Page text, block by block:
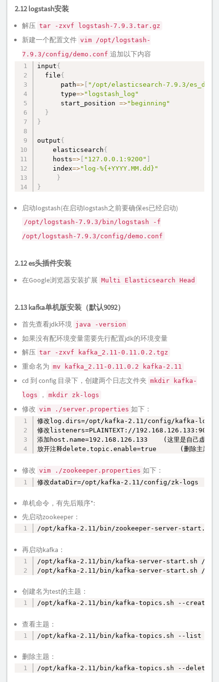
2.12 logstash安装
解压 tar -zxvf logstash-7.9.3.tar.gz
新建一个配置文件 vim /opt/logstash-
7.9.3/config/demo.conf 追加以下内容
input{
  file
{
      path
=>[ "/opt/elasticsearch-7.9.3/
      type
=>"logstash_log"
      start_position
=>"beginning"
}
}
output{
    elasticsearch
{
    hosts
=>[ "127.0.0.1:9200" ]
    index
=>"log-%{+YYYY.MM.dd}"
}
}
启动logstash(在启动logstash之前要确保es已经启动)
/opt/logstash-7.9.3/bin/logstash -f
/opt/logstash-7.9.3/config/demo.conf
2.12 es头插件安装
在Google浏览器安装扩展 Multi Elasticsearch Head
2.13 kafka单机版安装（默认9092）
首先查看jdk环境 java -version
如果没有配环境变量需要先行配置jdk的环境变量
解压 tar -zxvf kafka_2.11-0.11.0.2.tgz
重命名为 mv kafka_2.11-0.11.0.2 kafka-2.11
cd 到 config 目录下，创建两个日志文件夹 mkdir kafka-
logs
， mkdir zk-logs
修改 vim ./server.properties 如下：
修改log.dirs=/opt/kafka-2.11/config/kafka-logs
修改listeners=PLAINTEXT://
添加host.name=192.168.126.133    (这里是自己虚拟
放开注释delete.topic.enable=true      (删除主题，默
修改 vim ./zookeeper.properties 如下：
修改dataDir=/opt/kafka-2.11/config/zk-logs
复制
单机命令，有先后顺序*:
先启动zookeeper：
/opt/kafka-2.11/bin/zookeeper-server-
再启动kafka：
/opt/kafka-2.11/bin/kafka-server-start.sh /
/opt/kafka-2.11/bin/kafka-server-start.sh /
复制
创建名为test的主题：
/opt/kafka-2.11/bin/kafka-topics.sh --create
查看主题：
/opt/kafka-2.11/bin/kafka-topics.sh --list --
复制
删除主题：
/opt/kafka-2.11/bin/kafka-topics.sh --delete --